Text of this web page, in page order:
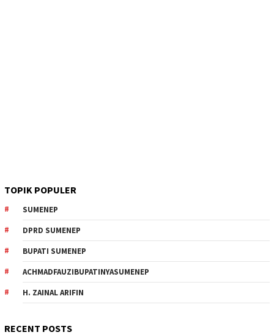
TOPIK POPULER
SUMENEP
DPRD SUMENEP
BUPATI SUMENEP
ACHMADFAUZIBUPATINYASUMENEP
H. ZAINAL ARIFIN
RECENT POSTS